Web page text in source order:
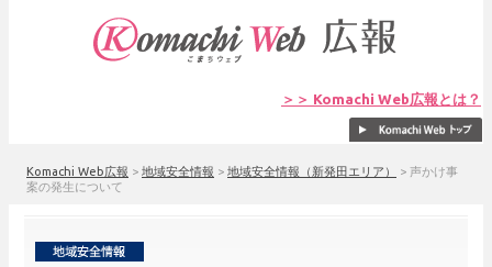
＞＞ Komachi Web広報とは？
Komachi Web広報 > 地域安全情報 > 地域安全情報（新発田エリア） > 声かけ事
案の発生について